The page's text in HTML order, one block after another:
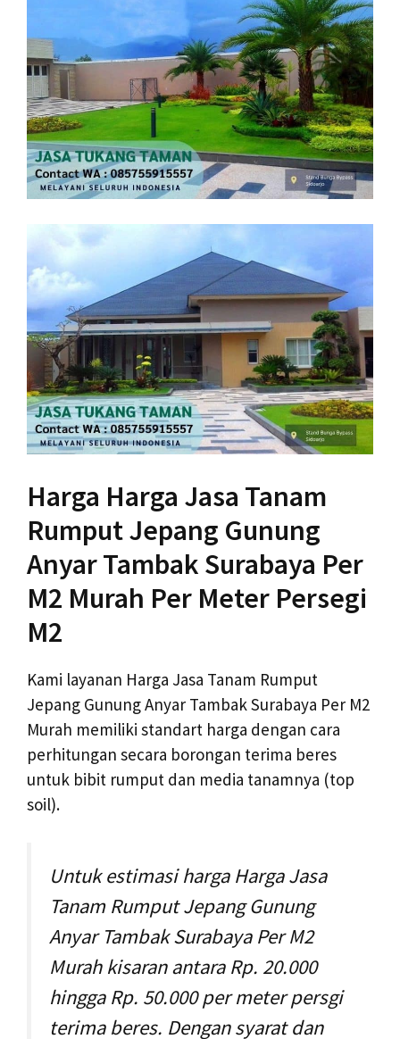
Harga Harga Jasa Tanam
Rumput Jepang Gunung
Anyar Tambak Surabaya Per
M2 Murah Per Meter Persegi
M2
Kami layanan Harga Jasa Tanam Rumput
Jepang Gunung Anyar Tambak Surabaya Per M2
Murah memiliki standart harga dengan cara
perhitungan secara borongan terima beres
untuk bibit rumput dan media tanamnya (top
soil).
Untuk estimasi harga Harga Jasa
Tanam Rumput Jepang Gunung
Anyar Tambak Surabaya Per M2
Murah kisaran antara Rp. 20.000
hingga Rp. 50.000 per meter persgi
terima beres. Dengan syarat dan